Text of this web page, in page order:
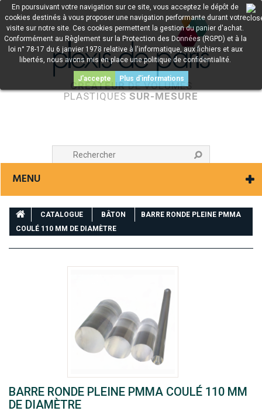
CRÉATEURDE VOLUMES
PLASTIQUES SUR-MESURE
MENU
En poursuivant votre navigation sur ce site, vous acceptez le dépôt de
cookies destinés à vous proposer une navigation performante durant votre
visite sur notre site. Ces cookies permettent la gestion du panier d'achat.
Conformément au Règlement sur la Protection des Données (RGPD) et à la
loi n° 78-17 du 6 janvier 1978 relative à l'informatique, aux fichiers et aux
libertés, nous avons mis en place une politique de confidentialité.
J'accepte Plus d'informations
CATALOGUE BÂTON
BARRE RONDE PLEINE PMMA
COULÉ 110 MM DE DIAMÈTRE
BARRE RONDE PLEINE PMMA COULÉ 110 MM
DE DIAMÈTRE